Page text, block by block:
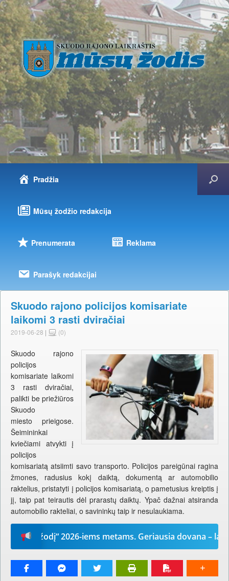
Pradžia
Mūsų žodžio redakcija
Prenumerata Reklama
Parašyk redakcijai
Skuodo rajono policijos komisariate
laikomi 3 rasti dviračiai
2019-06-28 | (0)
Skuodo rajono
policijos
komisariate laikomi
3 rasti dviračiai,
palikti be priežiūros
Skuodo
miesto prieigose.
Šeimininkai
kviečiami atvykti į
policijos
komisariatą atsiimti savo transporto. Policijos pareigūnai ragina
žmones, radusius kokį daiktą, dokumentą ar automobilio
raktelius, pristatyti į policijos komisariatą, o pametusius kreiptis į
jį, taip pat teirautis dėl prarastų daiktų. Ypač dažnai atsiranda
automobilio rakteliai, o savininkų taip ir nesulaukiama.
žodį“ 2026-iems metams. Geriausia dovana –